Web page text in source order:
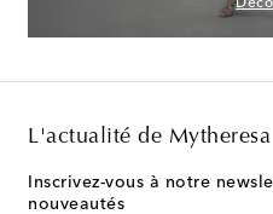
L'actualité de Mytheresa
Inscrivez-vous à notre
nouveautés